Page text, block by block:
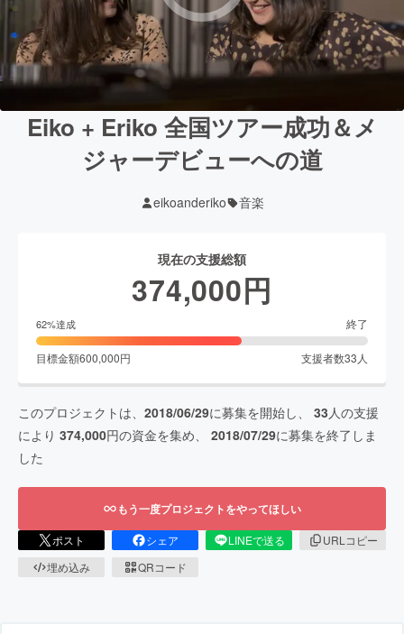
Eiko + Eriko 全国ツアー成功＆メ
ジャーデビューへの道
eikoanderiko 音楽
現在の支援総額
374,000円
62%達成 終了
目標金額600,000円 支援者数33 人
このプロジェクトは、 2018/06/29に募集を開始し、 33人の支援
により 374,000円の資金を集め、 2018/07/29に募集を終了しま
した
もう一度プロジェクトをやってほしい
ポスト シェア LINEで送る
URLコピー
埋め込み
QRコード